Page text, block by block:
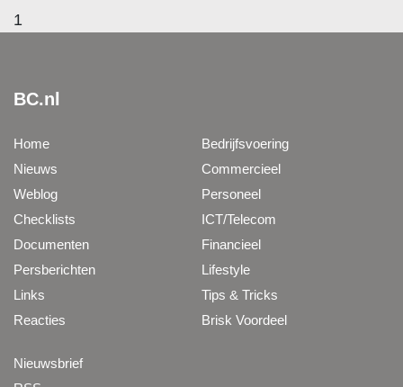
1
BC.nl
Home
Nieuws
Weblog
Checklists
Documenten
Persberichten
Links
Reacties
Bedrijfsvoering
Commercieel
Personeel
ICT/Telecom
Financieel
Lifestyle
Tips & Tricks
Brisk Voordeel
Nieuwsbrief